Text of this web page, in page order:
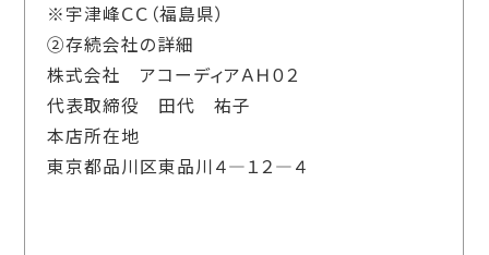
※宇津峰ＣＣ（福島県）
②存続会社の詳細
株式会社 アコーディアＡＨ０２
代表取締役 田代 祐子
本店所在地
東京都品川区東品川４―１２―４